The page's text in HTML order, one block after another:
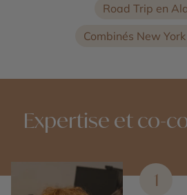
Road Trip en
Combinés New
Expertise et co-
1